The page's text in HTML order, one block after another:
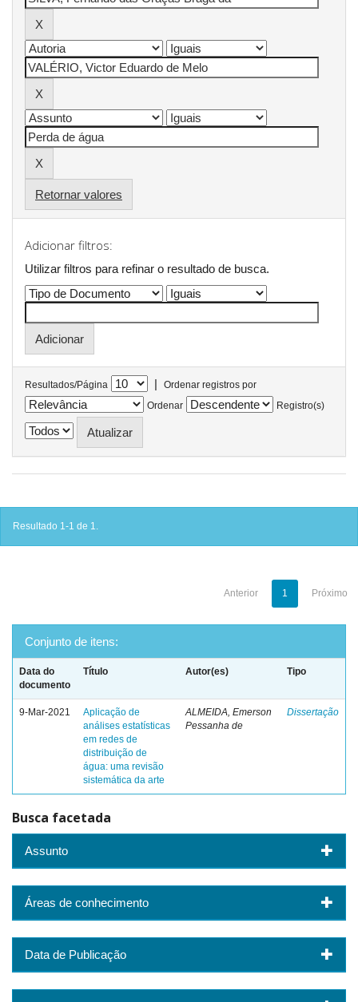
Retornar valores
Adicionar filtros:
Utilizar filtros para refinar o resultado de busca.
Resultados/Página |
Ordenar registros por
Ordenar
Registro(s)
Resultado 1-1 de 1.
Anterior 1 Próximo
Conjunto de itens:
Data do
documento
Título Autor(es) Tipo
9-Mar-2021
Aplicação de
análises estatísticas
em redes de
distribuição de
água: uma revisão
sistemática da arte
ALMEIDA, Emerson
Pessanha de
Dissertação
Busca facetada
Assunto
Áreas de conhecimento
Data de Publicação